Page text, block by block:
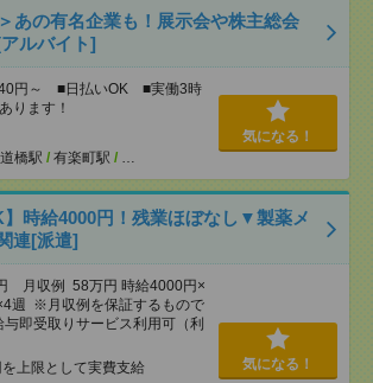
あの有名企業も！展示会や株主総会
ルバイト]
円～ ■日払いOK ■実働3時
ります！
橋駅 / 有楽町駅 / …
気になる！
】時給4000円！残業ほぼなし▼製薬メ
連[派遣]
月収例 58万円 時給4000円×
週 ※月収例を保証するもので
即受取りサービス利用可（利
上限として実費支給
気になる！